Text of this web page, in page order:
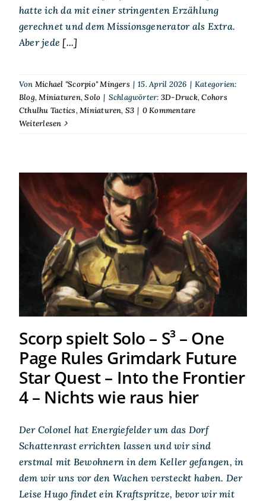
hatte ich da mit einer stringenten Erzählung
gerechnet und dem Missionsgenerator als Extra.
Aber jede [...]
Von Michael "Scorpio" Mingers | 15. April 2026 | Kategorien:
Blog,Miniaturen,Solo | Schlagwörter: 3D-Druck,Cohors
Cthulhu Tactics,Miniaturen, S3 | 0 Kommentare
Weiterlesen
Scorp spielt Solo – S³ – One
Page Rules Grimdark Future
Star Quest – Into the
Frontier 4 – Nichts wie raus
hier
Scorp spielt Solo – S³ – One
Page Rules Grimdark Future
Star Quest – Into the Frontier
4 – Nichts wie raus hier
Der Colonel hat Energiefelder um das Dorf
Schattenrast errichten lassen und wir sind
erstmal mit Bewohnern in dem Keller gefangen, in
dem wir uns vor den Wachen versteckt haben. Der
Leise Hugo findet ein Kraftspritze, bevor wir mit